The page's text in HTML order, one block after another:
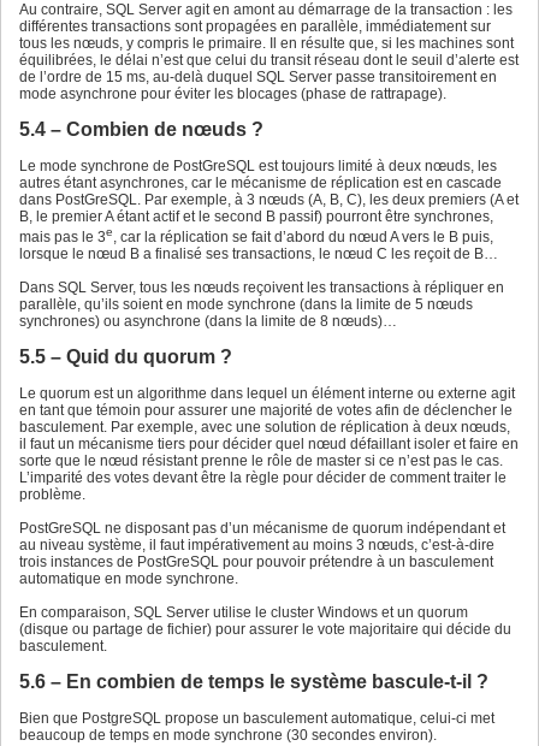
Au contraire, SQL Server agit en amont au démarrage de la transaction : les
différentes transactions sont propagées en parallèle, immédiatement sur
tous les nœuds, y compris le primaire. Il en résulte que, si les machines sont
équilibrées, le délai n’est que celui du transit réseau dont le seuil d’alerte est
de l’ordre de 15 ms, au-delà duquel SQL Server passe transitoirement en
mode asynchrone pour éviter les blocages (phase de rattrapage).
5.4 – Combien de nœuds ?
Le mode synchrone de PostGreSQL est toujours limité à deux nœuds, les
autres étant asynchrones, car le mécanisme de réplication est en cascade
dans PostGreSQL. Par exemple, à 3 nœuds (A, B, C), les deux premiers (A et
B, le premier A étant actif et le second B passif) pourront être synchrones,
mais pas le 3e, car la réplication se fait d’abord du nœud A vers le B puis,
lorsque le nœud B a finalisé ses transactions, le nœud C les reçoit de B…
Dans SQL Server, tous les nœuds reçoivent les transactions à répliquer en
parallèle, qu’ils soient en mode synchrone (dans la limite de 5 nœuds
synchrones) ou asynchrone (dans la limite de 8 nœuds)…
5.5 – Quid du quorum ?
Le quorum est un algorithme dans lequel un élément interne ou externe agit
en tant que témoin pour assurer une majorité de votes afin de déclencher le
basculement. Par exemple, avec une solution de réplication à deux nœuds,
il faut un mécanisme tiers pour décider quel nœud défaillant isoler et faire en
sorte que le nœud résistant prenne le rôle de master si ce n’est pas le cas.
L’imparité des votes devant être la règle pour décider de comment traiter le
problème.
PostGreSQL ne disposant pas d’un mécanisme de quorum indépendant et
au niveau système, il faut impérativement au moins 3 nœuds, c’est-à-dire
trois instances de PostGreSQL pour pouvoir prétendre à un basculement
automatique en mode synchrone.
En comparaison, SQL Server utilise le cluster Windows et un quorum
(disque ou partage de fichier) pour assurer le vote majoritaire qui décide du
basculement.
5.6 – En combien de temps le système bascule-t-il ?
Bien que PostgreSQL propose un basculement automatique, celui-ci met
beaucoup de temps en mode synchrone (30 secondes environ).